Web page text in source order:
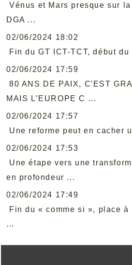
Vénus et Mars presque sur
DGA ...
02/06/2024 18:02
Fin du GT ICT-TCT, début du
02/06/2024 17:59
80 ANS DE PAIX, C'EST
MAIS L’EUROPE C ...
02/06/2024 17:57
Une reforme peut en cacher
02/06/2024 17:53
Une étape vers une
en profondeur ...
02/06/2024 17:49
Fin du « comme si », place à
...